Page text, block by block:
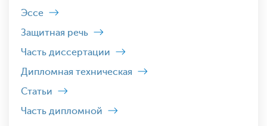
Эссе
Защитная речь
Часть диссертации
Дипломная техническая
Статьи
Часть дипломной